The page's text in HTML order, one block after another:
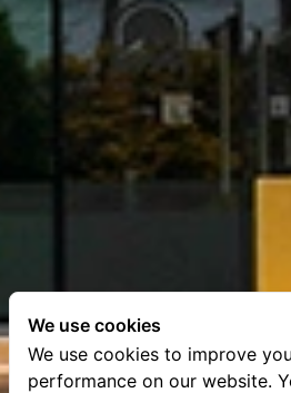
We use cookies
We use cookies to improve
performance on our website.